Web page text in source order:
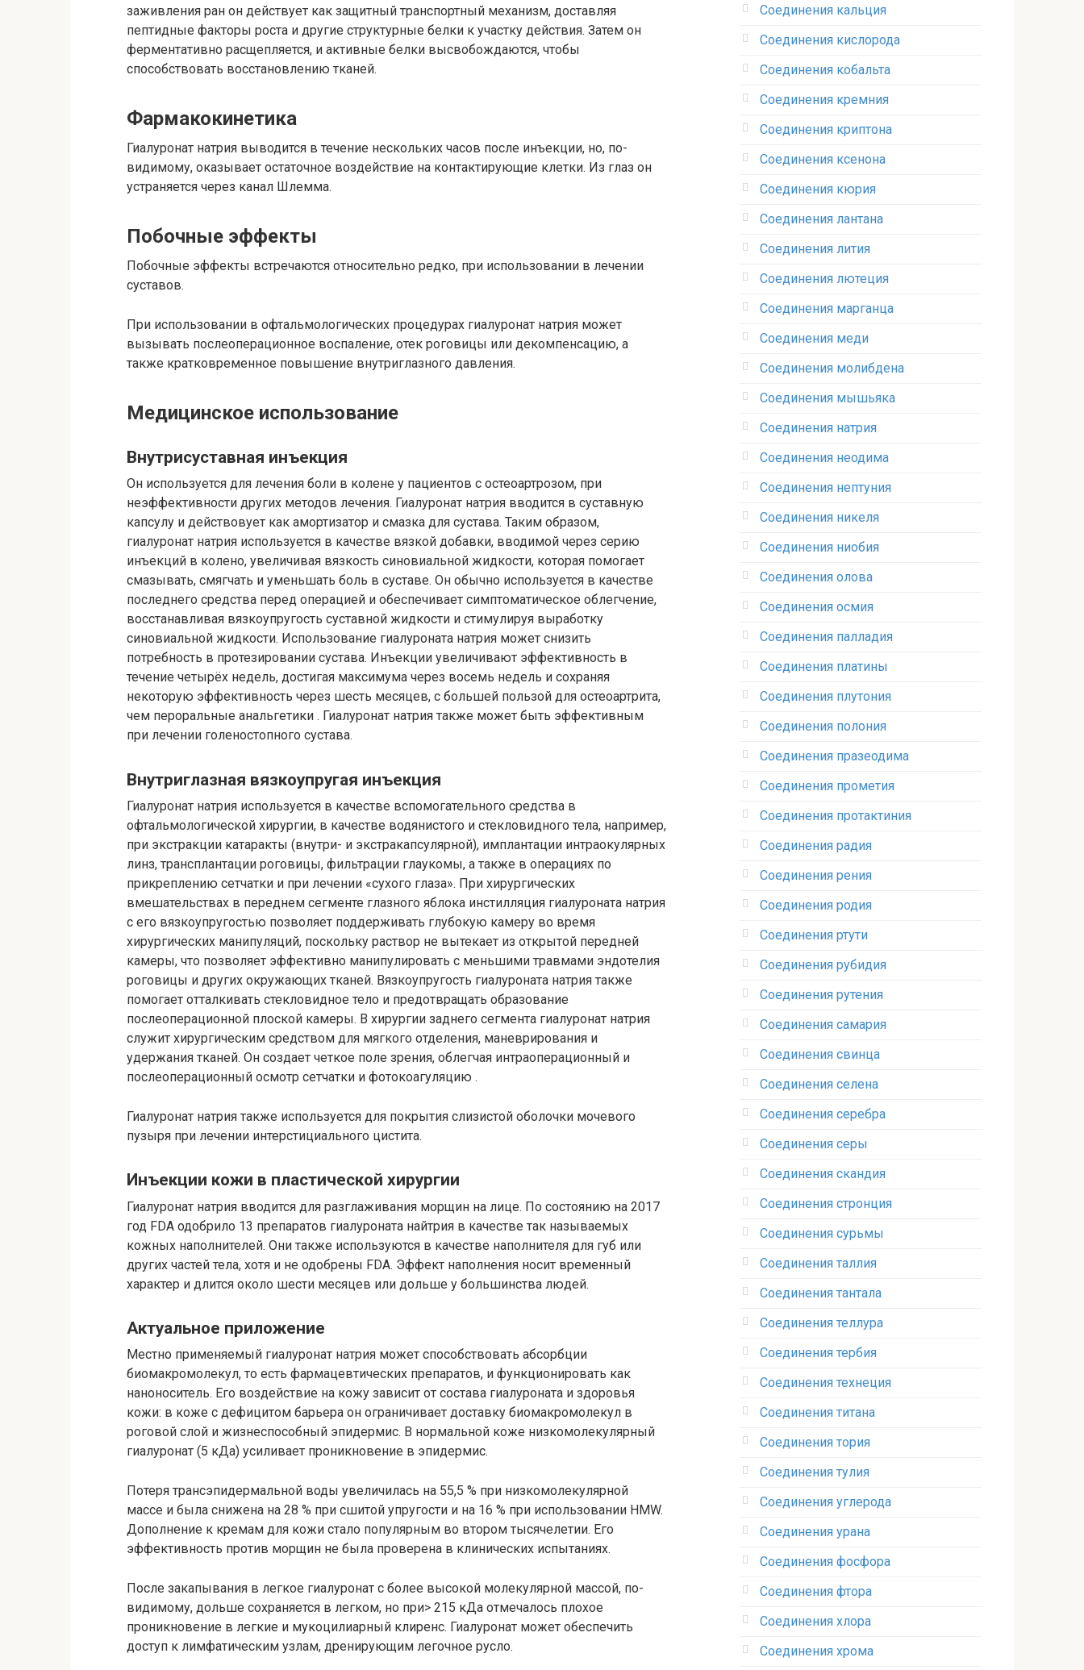
заживления ран он действует как защитный транспортный механизм, доставляя
пептидные факторы роста и другие структурные белки к участку действия. Затем он
ферментативно расщепляется, и активные белки высвобождаются, чтобы
способствовать восстановлению тканей.
Фармакокинетика
Гиалуронат натрия выводится в течение нескольких часов после инъекции, но, по-
видимому, оказывает остаточное воздействие на контактирующие клетки. Из глаз он
устраняется через канал Шлемма.
Побочные эффекты
Побочные эффекты встречаются относительно редко, при использовании в лечении
суставов.
При использовании в офтальмологических процедурах гиалуронат натрия может
вызывать послеоперационное воспаление, отек роговицы или декомпенсацию, а
также кратковременное повышение внутриглазного давления.
Медицинское использование
Внутрисуставная инъекция
Он используется для лечения боли в колене у пациентов с остеоартрозом, при
неэффективности других методов лечения. Гиалуронат натрия вводится в суставную
капсулу и действовует как амортизатор и смазка для сустава. Таким образом,
гиалуронат натрия используется в качестве вязкой добавки, вводимой через серию
инъекций в колено, увеличивая вязкость синовиальной жидкости, которая помогает
смазывать, смягчать и уменьшать боль в суставе. Он обычно используется в качестве
последнего средства перед операцией и обеспечивает симптоматическое облегчение,
восстанавливая вязкоупругость суставной жидкости и стимулируя выработку
синовиальной жидкости. Использование гиалуроната натрия может снизить
потребность в протезировании сустава. Инъекции увеличивают эффективность в
течение четырёх недель, достигая максимума через восемь недель и сохраняя
некоторую эффективность через шесть месяцев, с большей пользой для остеоартрита,
чем пероральные анальгетики . Гиалуронат натрия также может быть эффективным
при лечении голеностопного сустава.
Внутриглазная вязкоупругая инъекция
Гиалуронат натрия используется в качестве вспомогательного средства в
офтальмологической хирургии, в качестве водянистого и стекловидного тела, например,
при экстракции катаракты (внутри- и экстракапсулярной), имплантации интраокулярных
линз, трансплантации роговицы, фильтрации глаукомы, а также в операциях по
прикреплению сетчатки и при лечении «сухого глаза». При хирургических
вмешательствах в переднем сегменте глазного яблока инстилляция гиалуроната натрия
с его вязкоупругостью позволяет поддерживать глубокую камеру во время
хирургических манипуляций, поскольку раствор не вытекает из открытой передней
камеры, что позволяет эффективно манипулировать с меньшими травмами эндотелия
роговицы и других окружающих тканей. Вязкоупругость гиалуроната натрия также
помогает отталкивать стекловидное тело и предотвращать образование
послеоперационной плоской камеры. В хирургии заднего сегмента гиалуронат натрия
служит хирургическим средством для мягкого отделения, маневрирования и
удержания тканей. Он создает четкое поле зрения, облегчая интраоперационный и
послеоперационный осмотр сетчатки и фотокоагуляцию .
Гиалуронат натрия также используется для покрытия слизистой оболочки мочевого
пузыря при лечении интерстициального цистита.
Инъекции кожи в пластической хирургии
Гиалуронат натрия вводится для разглаживания морщин на лице. По состоянию на 2017
год FDA одобрило 13 препаратов гиалуроната найтрия в качестве так называемых
кожных наполнителей. Они также используются в качестве наполнителя для губ или
других частей тела, хотя и не одобрены FDA. Эффект наполнения носит временный
характер и длится около шести месяцев или дольше у большинства людей.
Актуальное приложение
Местно применяемый гиалуронат натрия может способствовать абсорбции
биомакромолекул, то есть фармацевтических препаратов, и функционировать как
наноноситель. Его воздействие на кожу зависит от состава гиалуроната и здоровья
кожи: в коже с дефицитом барьера он ограничивает доставку биомакромолекул в
роговой слой и жизнеспособный эпидермис. В нормальной коже низкомолекулярный
гиалуронат (5 кДа) усиливает проникновение в эпидермис.
Потеря трансэпидермальной воды увеличилась на 55,5 % при низкомолекулярной
массе и была снижена на 28 % при сшитой упругости и на 16 % при использовании HMW.
Дополнение к кремам для кожи стало популярным во втором тысячелетии. Его
эффективность против морщин не была проверена в клинических испытаниях.
После закапывания в легкое гиалуронат с более высокой молекулярной массой, по-
видимому, дольше сохраняется в легком, но при> 215 кДа отмечалось плохое
проникновение в легкие и мукоцилиарный клиренс. Гиалуронат может обеспечить
доступ к лимфатическим узлам, дренирующим легочное русло.
Соединения кальция
Соединения кислорода‎
Соединения кобальта
Соединения кремния‎
Соединения криптона‎
Соединения ксенона‎
Соединения кюрия
Соединения лантана‎
Соединения лития‎
Соединения лютеция‎
Соединения марганца‎
Соединения меди
Соединения молибдена‎
Соединения мышьяка‎ ‎
Соединения натрия‎
Соединения неодима‎
Соединения нептуния‎
Соединения никеля‎
Соединения ниобия‎
Соединения олова‎
Соединения осмия‎
Соединения палладия‎
Соединения платины‎
Соединения плутония‎
Соединения полония‎
Соединения празеодима‎
Соединения прометия‎
Соединения протактиния‎
Соединения радия‎
Соединения рения‎
Соединения родия‎
Соединения ртути‎
Соединения рубидия‎
Соединения рутения‎
Соединения самария‎
Соединения свинца‎
Соединения селена‎
Соединения серебра‎
Соединения серы‎
Соединения скандия
Соединения стронция‎
Соединения сурьмы
Соединения таллия‎
Соединения тантала‎
Соединения теллура‎
Соединения тербия‎
Соединения технеция‎
Соединения титана
Соединения тория‎
Соединения тулия‎
Соединения углерода‎
Соединения урана‎
Соединения фосфора‎
Соединения фтора‎
Соединения хлора‎
Соединения хрома‎